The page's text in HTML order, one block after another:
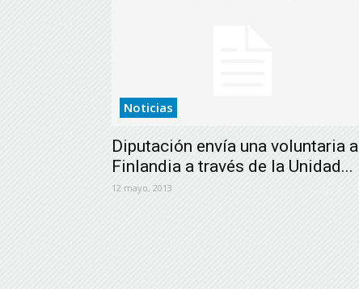
Noticias
Diputación envía una voluntaria a
Finlandia a través de la Unidad...
12 mayo, 2013